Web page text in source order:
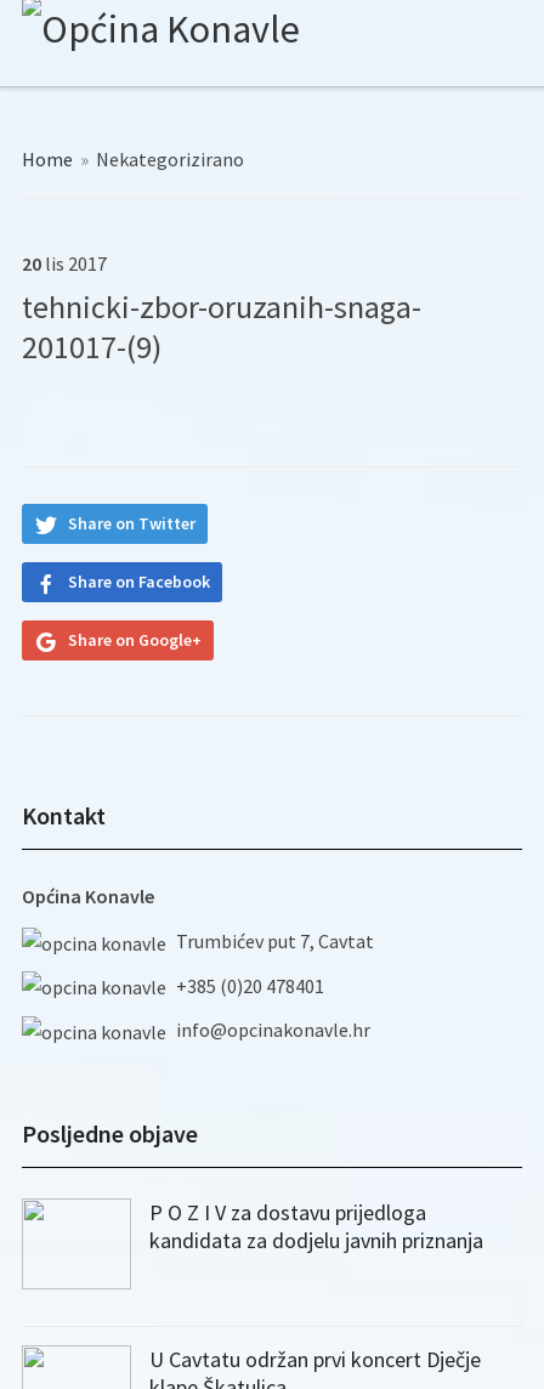
Home » Nekategorizirano
20 lis 2017
tehnicki-zbor-oruzanih-snaga-
201017-(9)
Share on Twitter
Share on Facebook
Share on Google+
Kontakt
Općina Konavle
Trumbićev put 7, Cavtat
+385 (0)20 478401
info@opcinakonavle.hr
Posljedne objave
P O Z I V za dostavu prijedloga
kandidata za dodjelu javnih priznanja
U Cavtatu održan prvi koncert Dječje